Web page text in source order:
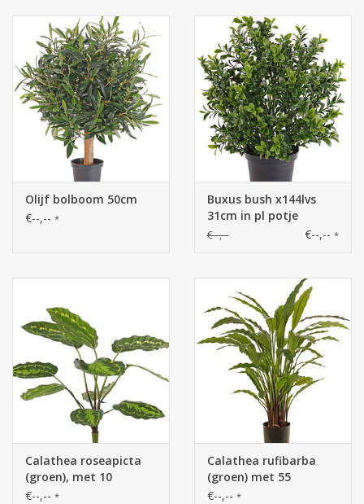
bestendig
Olijf bolboom 50cm
€--,-- *
Buxus bush x144lvs
31cm in pl potje
€--,-- €--,-- *
Calathea roseapicta
(groen), met 10
polyester bladeren, (2
€--,-- *
Calathea rufibarba
(groen) met 55
polyester bladeren, Ø
€--,-- *